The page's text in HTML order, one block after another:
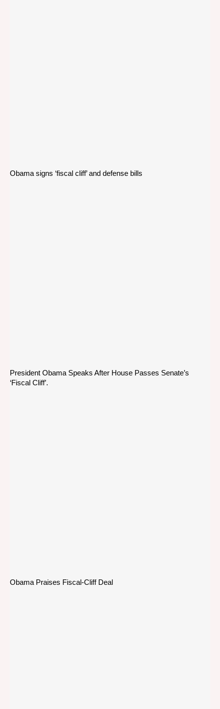
Obama signs ‘fiscal cliff’ and defense bills
President Obama Speaks After House Passes Senate’s
‘Fiscal Cliff’.
Obama Praises Fiscal-Cliff Deal